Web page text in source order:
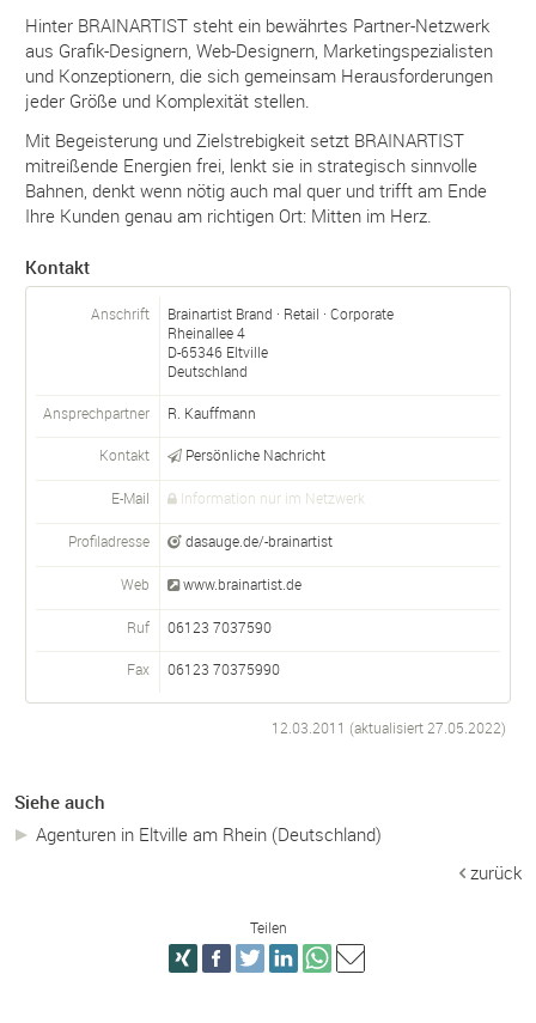
Hinter BRAINARTIST steht ein bewährtes Partner-Netzwerk
aus Grafik-Designern, Web-Designern, Marketingspezialisten
und Konzeptionern, die sich gemeinsam Herausforderungen
jeder Größe und Komplexität stellen.
Mit Begeisterung und Zielstrebigkeit setzt BRAINARTIST
mitreißende Energien frei, lenkt sie in strategisch sinnvolle
Bahnen, denkt wenn nötig auch mal quer und trifft am Ende
Ihre Kunden genau am richtigen Ort: Mitten im Herz.
Kontakt
Anschrift
Brainartist Brand · Retail · Corporate
Rheinallee 4
D-65346 Eltville
Deutschland
Ansprechpartner R. Kauffmann
Kontakt Persönliche Nachricht
E-Mail Information nur im Netzwerk
Profiladresse dasauge.de/-brainartist
Web www.brainartist.de
Ruf 06123 7037590
Fax 06123 70375990
12.03.2011 (aktualisiert 27.05.2022)
Siehe auch
Agenturen in Eltville am Rhein (Deutschland)
zurück
Teilen